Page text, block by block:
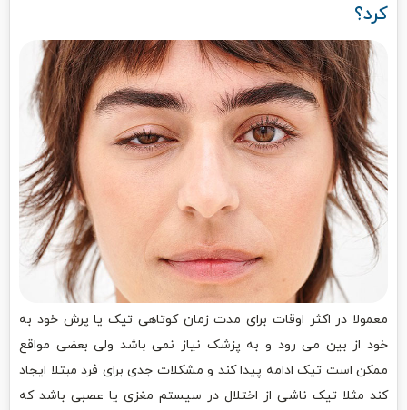
کرد؟
معمولا در اکثر اوقات برای مدت زمان کوتاهی تیک یا پرش خود به
خود از بین می رود و به پزشک نیاز نمی باشد ولی بعضی مواقع
ممکن است تیک ادامه پیدا کند و مشکلات جدی برای فرد مبتلا ایجاد
کند مثلا تیک ناشی از اختلال در سیستم مغزی یا عصبی باشد که